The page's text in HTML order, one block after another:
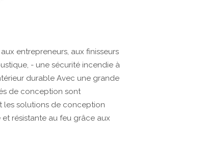
entrepreneurs, aux finisseurs
- une sécurité incendie à
durable Avec une grande
de conception sont
les solutions de conception
résistante au feu grâce aux